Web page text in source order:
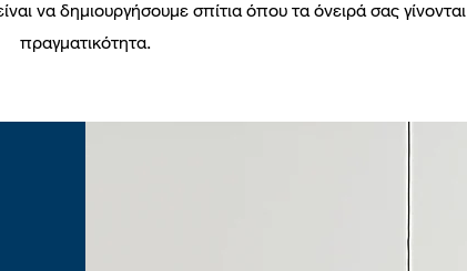
να δημιουργήσουμε σπίτια όπου τα όνειρά σας γίνονται
πραγματικότητα.